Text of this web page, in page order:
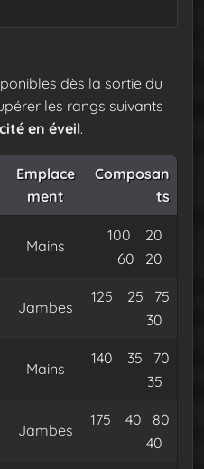
dès la sortie du
les rangs suivants
en éveil.
Emplace
ment
Composan
ts
Mains
100 Tissemer
20
60
Fil de
20
Jambes
125 Tissemer
25 Satin
75
Fil de
30
Mains
140 Tissemer
35 Satin
70
Fil de
35
Jambes
175 Tissemer
40 Satin
80
Fil de
40